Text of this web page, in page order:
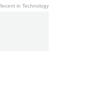
in Technology